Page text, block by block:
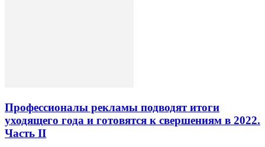
Профессионалы рекламы подводят итоги
уходящего года и готовятся к свершениям в 2022.
Часть II